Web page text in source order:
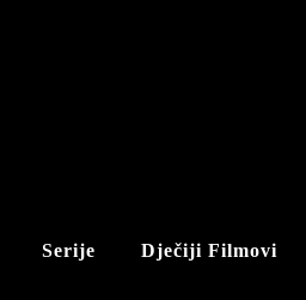
Serije Dječiji Filmovi